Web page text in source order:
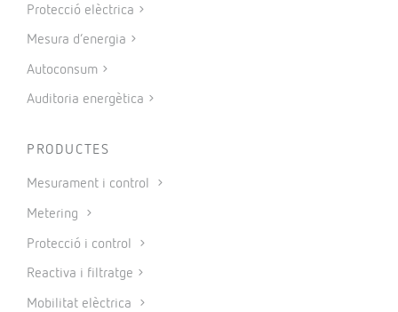
Protecció elèctrica
Mesura d’energia
Autoconsum
Auditoria energètica
PRODUCTES
Mesurament i control
Metering
Protecció i control
Reactiva i filtratge
Mobilitat elèctrica